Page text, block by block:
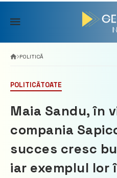
Skip
content
POLITICĂ
POLITICĂTOATE
Maia Sandu, în
compania
succes cresc
iar exemplul lor